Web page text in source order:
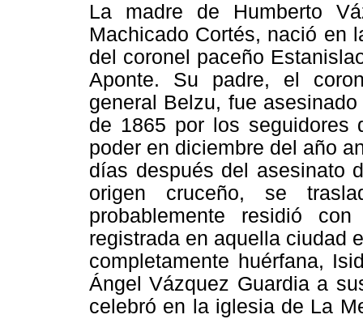
La madre de Humberto
Machicado Cortés, nació en
del coronel paceño
Aponte. Su padre, el
general Belzu, fue
de 1865 por los seguidores
poder en diciembre del año
días después del asesinato
origen cruceño, se
probablemente residió
registrada en aquella ciudad
completamente huérfana,
Ángel Vázquez Guardia a
celebró en la iglesia de La